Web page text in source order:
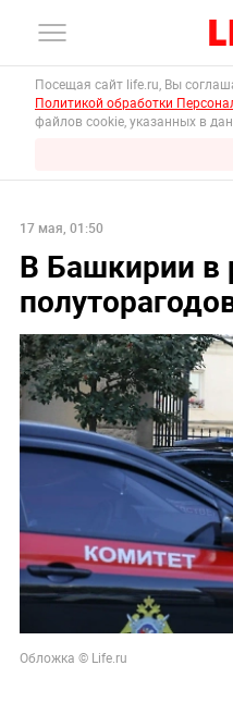
Посещая сайт life.ru, Вы
Политикой обработки
файлов cookie, указанных в
17 мая, 01:50
В Башкирии в
Обложка © Life.ru